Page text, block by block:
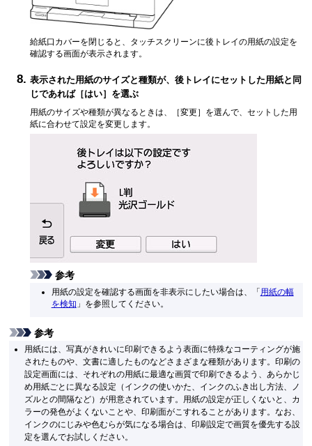
給紙口カバーを閉じると、タッチスクリーンに後トレイの用紙の設定を
確認する画面が表示されます。
表示された用紙のサイズと種類が、後トレイにセットした用紙と同
じであれば［はい］を選ぶ
用紙のサイズや種類が異なるときは、［変更］を選んで、セットした用
紙に合わせて設定を変更します。
参考
用紙の設定を確認する画面を非表示にしたい場合は、「 用紙の幅
を検知 」を参照してください。
参考
用紙には、写真がきれいに印刷できるよう表面に特殊なコーティングが施
されたものや、文書に適したものなどさまざまな種類があります。印刷の
設定画面には、それぞれの用紙に最適な画質で印刷できるよう、あらかじ
め用紙ごとに異なる設定（インクの使いかた、インクのふき出し方法、ノ
ズルとの間隔など）が用意されています。用紙の設定が正しくないと、カ
ラーの発色がよくないことや、印刷面がこすれることがあります。なお、
インクのにじみや色むらが気になる場合は、印刷設定で画質を優先する設
定を選んでお試しください。